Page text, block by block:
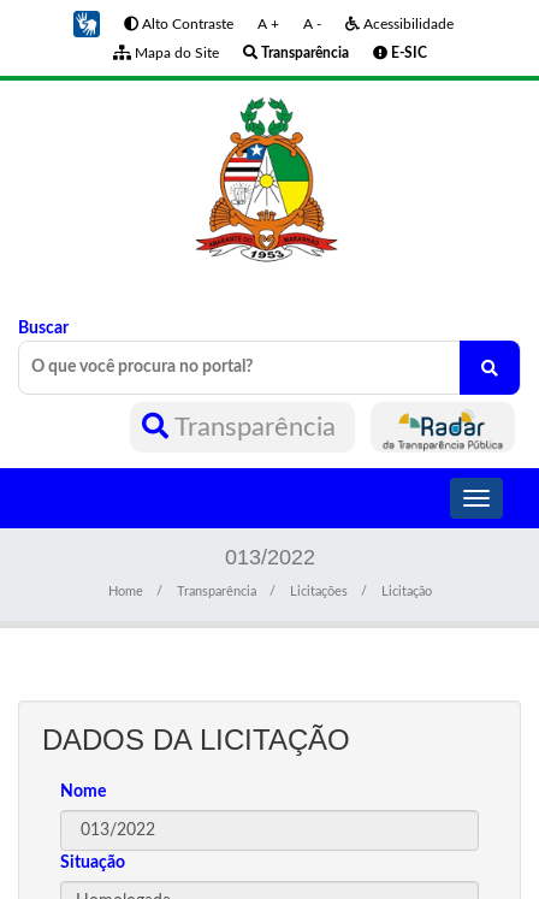
Alto Contraste A + A -
Acessibilidade
Mapa do Site
Transparência E-SIC
Buscar
Transparência
Toggle
013/2022
Home Transparência Licitações Licitação
DADOS DA LICITAÇÃO
Nome
Situação